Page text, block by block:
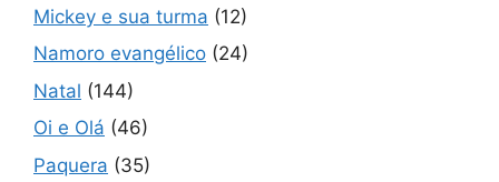
Mickey e sua turma (12)
Namoro evangélico (24)
Natal (144)
Oi e Olá (46)
Paquera (35)